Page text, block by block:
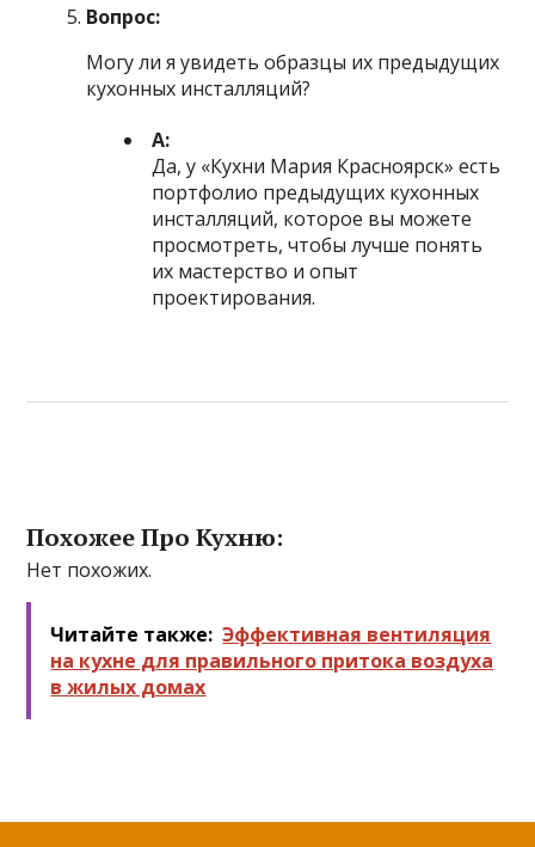
Вопрос:
Могу ли я увидеть образцы их предыдущих
кухонных инсталляций?
А:
Да, у «Кухни Мария Красноярск» есть
портфолио предыдущих кухонных
инсталляций, которое вы можете
просмотреть, чтобы лучше понять
их мастерство и опыт
проектирования.
Похожее Про Кухню:
Нет похожих.
Читайте также: Эффективная вентиляция
на кухне для правильного притока воздуха
в жилых домах